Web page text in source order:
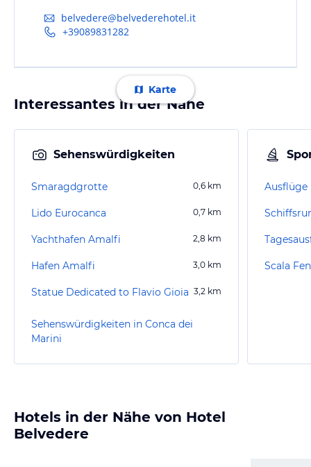
belvedere@belvederehotel.it
+39089831282
Karte
Interessantes in der Nähe
Sehenswürdigkeiten
Smaragdgrotte 0,6 km
Lido Eurocanca 0,7 km
Yachthafen Amalfi 2,8 km
Hafen Amalfi 3,0 km
Statue Dedicated to Flavio Gioia 3,2 km
Sehenswürdigkeiten in Conca dei
Marini
Scala
Hotels in der Nähe von Hotel
Belvedere